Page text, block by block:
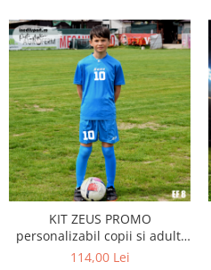
KIT ZEUS PROMO
personalizabil copii si adulti
EF8
114,00 Lei